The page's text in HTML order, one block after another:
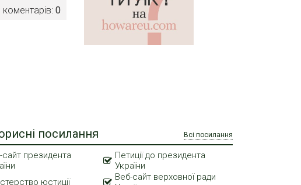
0
посилання Всі посилання
сайт президента
Петиції до президента
України
юстиції
Веб-сайт верховної ради